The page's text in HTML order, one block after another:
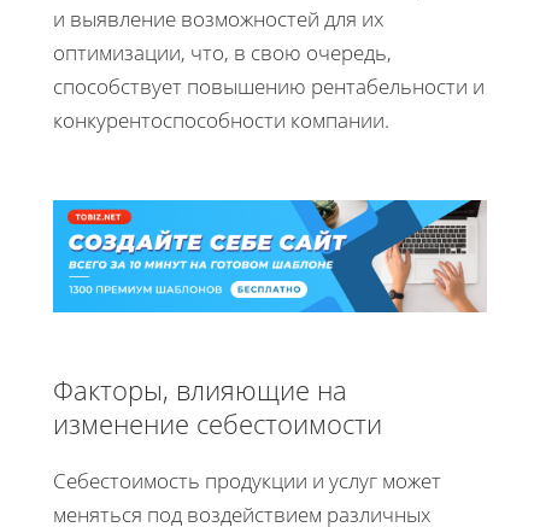
и выявление возможностей для их
оптимизации, что, в свою очередь,
способствует повышению рентабельности и
конкурентоспособности компании.
Факторы, влияющие на
изменение себестоимости
Себестоимость продукции и услуг может
меняться под воздействием различных